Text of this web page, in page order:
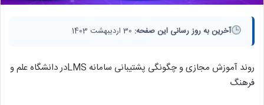
آخرین به روز رسانی این صفحه:
روند آموزش مجازی و چگونگی پشتیبانی سامانه LMSدر دانشگاه علم و
فرهنگ